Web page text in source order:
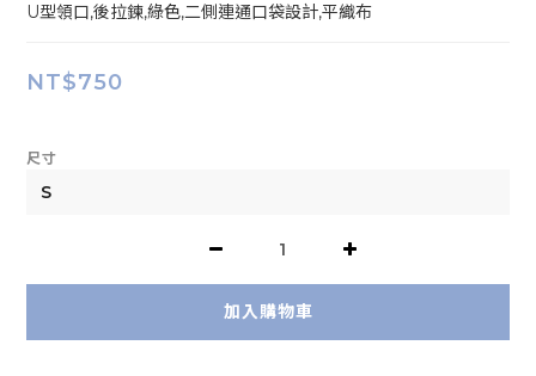
U型領口,後拉鍊,綠色,二側連通口袋設計,平織布
NT$750
尺寸
加入購物車